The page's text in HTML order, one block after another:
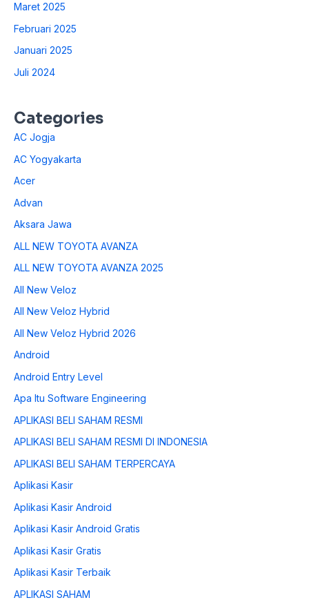
Maret 2025
Februari 2025
Januari 2025
Juli 2024
Categories
AC Jogja
AC Yogyakarta
Acer
Advan
Aksara Jawa
ALL NEW TOYOTA AVANZA
ALL NEW TOYOTA AVANZA 2025
All New Veloz
All New Veloz Hybrid
All New Veloz Hybrid 2026
Android
Android Entry Level
Apa Itu Software Engineering
APLIKASI BELI SAHAM RESMI
APLIKASI BELI SAHAM RESMI DI INDONESIA
APLIKASI BELI SAHAM TERPERCAYA
Aplikasi Kasir
Aplikasi Kasir Android
Aplikasi Kasir Android Gratis
Aplikasi Kasir Gratis
Aplikasi Kasir Terbaik
APLIKASI SAHAM